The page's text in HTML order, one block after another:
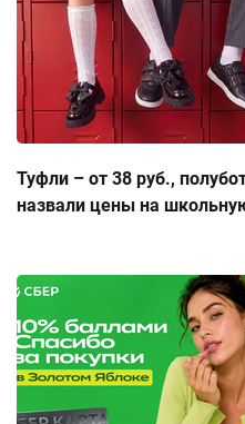
Туфли – от 38 руб.,
назвали цены на